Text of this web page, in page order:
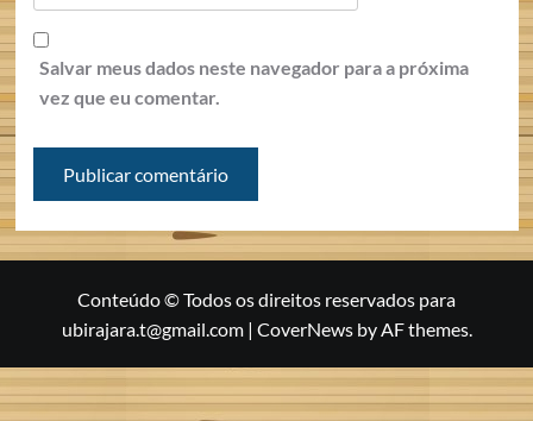
Salvar meus dados neste navegador para a próxima
vez que eu comentar.
Conteúdo © Todos os direitos reservados para
ubirajara.t@gmail.com | CoverNewsby AF themes.